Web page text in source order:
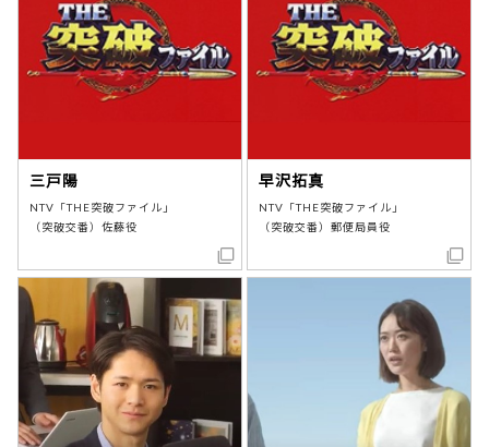
三戸陽
NTV「THE突破ファイル」
（突破交番）佐藤役
早沢拓真
NTV「THE突破ファイル」
（突破交番）郵便局員役